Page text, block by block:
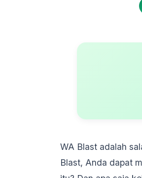
WA Blast adalah
Blast, Anda dapat